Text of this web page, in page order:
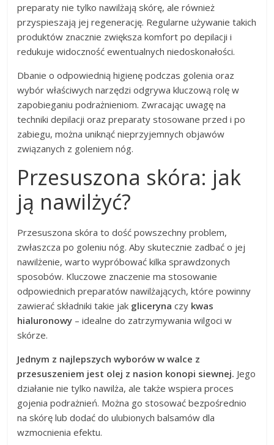
preparaty nie tylko nawilżają skórę, ale również
przyspieszają jej regenerację. Regularne używanie takich
produktów znacznie zwiększa komfort po depilacji i
redukuje widoczność ewentualnych niedoskonałości.
Dbanie o odpowiednią higienę podczas golenia oraz
wybór właściwych narzędzi odgrywa kluczową rolę w
zapobieganiu podrażnieniom. Zwracając uwagę na
techniki depilacji oraz preparaty stosowane przed i po
zabiegu, można uniknąć nieprzyjemnych objawów
związanych z goleniem nóg.
Przesuszona skóra: jak
ją nawilżyć?
Przesuszona skóra to dość powszechny problem,
zwłaszcza po goleniu nóg. Aby skutecznie zadbać o jej
nawilżenie, warto wypróbować kilka sprawdzonych
sposobów. Kluczowe znaczenie ma stosowanie
odpowiednich preparatów nawilżających, które powinny
zawierać składniki takie jak gliceryna czy kwas
hialuronowy – idealne do zatrzymywania wilgoci w
skórze.
Jednym z najlepszych wyborów w walce z
przesuszeniem jest olej z nasion konopi siewnej. Jego
działanie nie tylko nawilża, ale także wspiera proces
gojenia podrażnień. Można go stosować bezpośrednio
na skórę lub dodać do ulubionych balsamów dla
wzmocnienia efektu.